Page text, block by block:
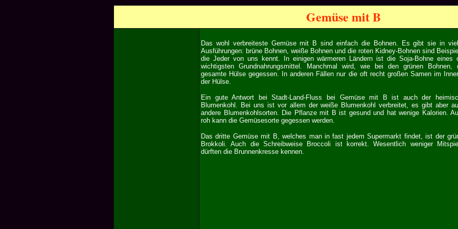
Gemüse mit B
Das wohl verbreiteste Gemüse mit B sind einfach die Bohnen. Es gibt sie in
Ausführungen: brüne Bohnen, weiße Bohnen und die roten Kidney-Bohnen sind
die Jeder von uns kennt. In einigen wärmeren Ländern ist die Soja-Bohne eines
wichtigsten Grundnahrungsmittel. Manchmal wird, wie bei den grünen Bohnen,
gesamte Hülse gegessen. In anderen Fällen nur die oft recht großen Samen im
der Hülse.
Ein gute Antwort bei Stadt-Land-Fluss bei Gemüse mit B ist auch der
Blumenkohl. Bei uns ist vor allem der weiße Blumenkohl verbreitet, es gibt aber
andere Blumenkohlsorten. Die Pflanze mit B ist gesund und hat wenige Kalorien.
roh kann die Gemüsesorte gegessen werden.
Das dritte Gemüse mit B, welches man in fast jedem Supermarkt findet, ist der
Brokkoli. Auch die Schreibweise Broccoli ist korrekt. Wesentlich weniger
dürften die Brunnenkresse kennen.